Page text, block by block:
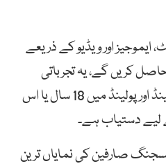
اور ویڈیو کے ذریعے
کریں گے، یہ تجرباتی
میسجنگ فیچر فی الحال آئرلینڈ اور پولینڈ میں 18 سال یا اس
لیے دستیاب ہے۔
صارفین کی نمایاں ترین